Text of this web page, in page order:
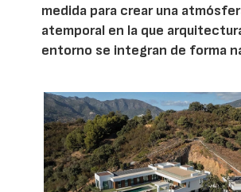
medida para crear una
atemporal en la que
entorno se integran de forma